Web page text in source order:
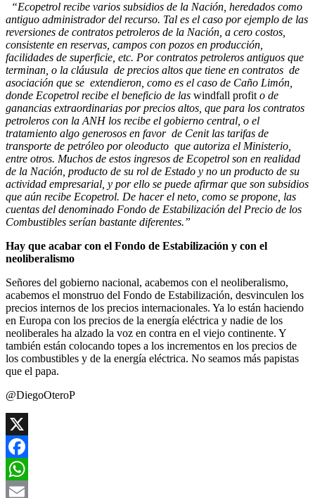
“Ecopetrol recibe varios subsidios de la Nación, heredados como
antiguo administrador del recurso. Tal es el caso por ejemplo de las
reversiones de contratos petroleros de la Nación, a cero costos,
consistente en reservas, campos con pozos en producción,
facilidades de superficie, etc. Por contratos petroleros antiguos que
terminan, o la cláusula de precios altos que tiene en contratos de
asociación que se extendieron, como es el caso de Caño Limón,
donde Ecopetrol recibe el beneficio de las windfall profit o de
ganancias extraordinarias por precios altos, que para los contratos
petroleros con la ANH los recibe el gobierno central, o el
tratamiento algo generosos en favor de Cenit las tarifas de
transporte de petróleo por oleoducto que autoriza el Ministerio,
entre otros. Muchos de estos ingresos de Ecopetrol son en realidad
de la Nación, producto de su rol de Estado y no un producto de su
actividad empresarial, y por ello se puede afirmar que son subsidios
que aún recibe Ecopetrol. De hacer el neto, como se propone, las
cuentas del denominado Fondo de Estabilización del Precio de los
Combustibles serían bastante diferentes.”
Hay que acabar con el Fondo de Estabilización y con el
neoliberalismo
Señores del gobierno nacional, acabemos con el neoliberalismo,
acabemos el monstruo del Fondo de Estabilización, desvinculen los
precios internos de los precios internacionales. Ya lo están haciendo
en Europa con los precios de la energía eléctrica y nadie de los
neoliberales ha alzado la voz en contra en el viejo continente. Y
también están colocando topes a los incrementos en los precios de
los combustibles y de la energía eléctrica. No seamos más papistas
que el papa.
@DiegoOteroP
X
Facebook
WhatsApp